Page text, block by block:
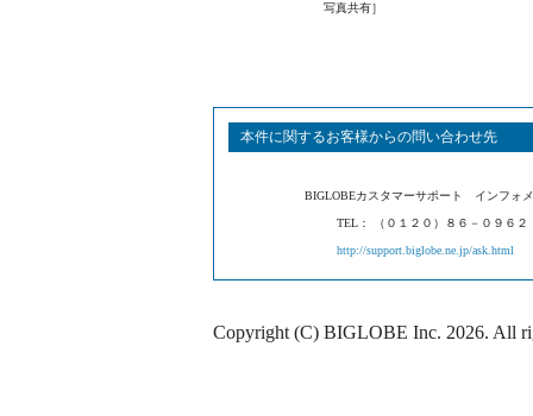
写真共有］
本件に関するお客様からの問い合わせ先
BIGLOBEカスタマーサポート インフォ
TEL： （０１２０）８６－０９６２
http://support.biglobe.ne.jp/ask.html
Copyright (C) BIGLOBE Inc. 2026. All